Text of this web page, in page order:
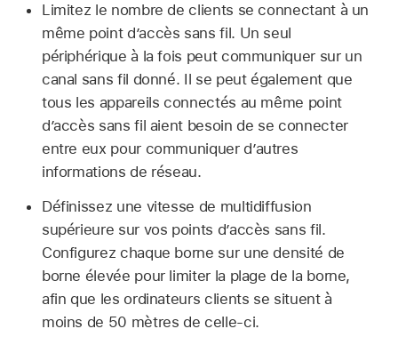
Limitez le nombre de clients se connectant à un
même point d’accès sans fil. Un seul
périphérique à la fois peut communiquer sur un
canal sans fil donné. Il se peut également que
tous les appareils connectés au même point
d’accès sans fil aient besoin de se connecter
entre eux pour communiquer d’autres
informations de réseau.
Définissez une vitesse de multidiffusion
supérieure sur vos points d’accès sans fil.
Configurez chaque borne sur une densité de
borne élevée pour limiter la plage de la borne,
afin que les ordinateurs clients se situent à
moins de 50 mètres de celle-ci.